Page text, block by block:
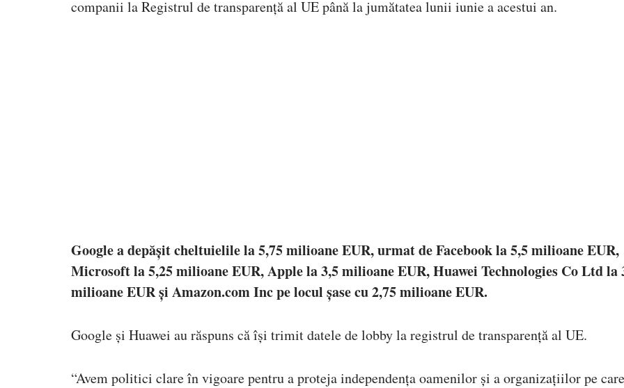
companii la Registrul de transparență al UE până la jumătatea lunii iunie a acestui an.
Google a depășit cheltuielile la 5,75 milioane EUR, urmat de Facebook la 5,5 milioane EUR,
Microsoft la 5,25 milioane EUR, Apple la 3,5 milioane EUR, Huawei Technologies Co Ltd la
milioane EUR și Amazon.com Inc pe locul șase cu 2,75 milioane EUR.
Google și Huawei au răspuns că își trimit datele de lobby la registrul de transparență al UE.
“Avem politici clare în vigoare pentru a proteja independența oamenilor și a organizațiilor pe